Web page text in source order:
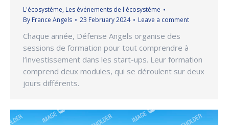
L'écosystème, Les événements de l'écosystème
By France Angels 23 February 2024 Leave a comment
Chaque année, Défense Angels organise des
sessions de formation pour tout comprendre à
l’investissement dans les start-ups. Leur formation
comprend deux modules, qui se déroulent sur deux
jours différents.